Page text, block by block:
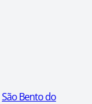
São Bento do